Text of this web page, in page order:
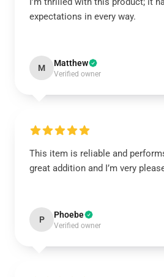
expectations in every way.
M Matthew
Verified owner
This item is reliable and
great addition and I’m very
P Phoebe
Verified owner